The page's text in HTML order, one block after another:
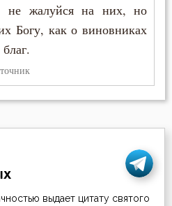
не жалуйся на них, но
Богу, как о виновниках
выдает цитату святого